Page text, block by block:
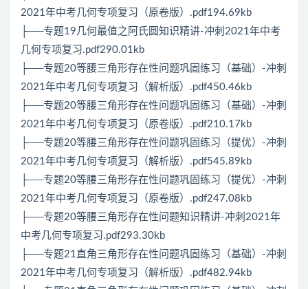
2021年中考几何专项复习（原卷版）.pdf194.69kb
├──专题19几何最值之阿氏圆知识精讲-冲刺2021年中考
几何专项复习.pdf290.01kb
├──专题20等腰三角形存在性问题巩固练习（基础）-冲刺
2021年中考几何专项复习（解析版）.pdf450.46kb
├──专题20等腰三角形存在性问题巩固练习（基础）-冲刺
2021年中考几何专项复习（原卷版）.pdf210.17kb
├──专题20等腰三角形存在性问题巩固练习（提优）-冲刺
2021年中考几何专项复习（解析版）.pdf545.89kb
├──专题20等腰三角形存在性问题巩固练习（提优）-冲刺
2021年中考几何专项复习（原卷版）.pdf247.08kb
├──专题20等腰三角形存在性问题知识精讲-冲刺2021年
中考几何专项复习.pdf293.30kb
├──专题21直角三角形存在性问题巩固练习（基础）-冲刺
2021年中考几何专项复习（解析版）.pdf482.94kb